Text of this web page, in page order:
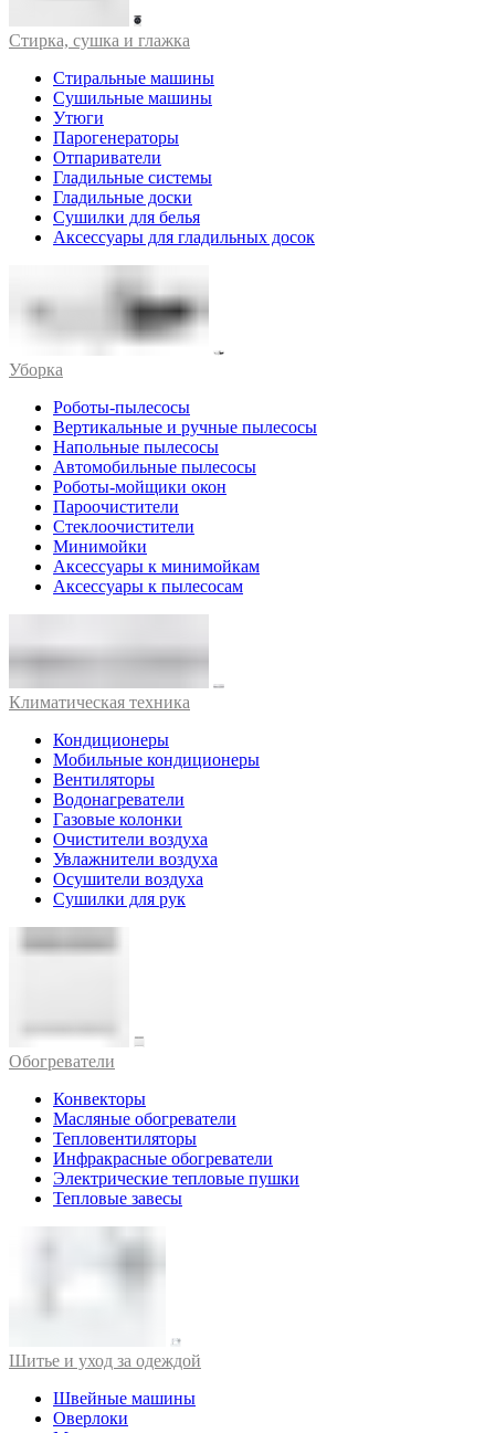
Стирка, сушка и глажка
Стиральные машины
Сушильные машины
Утюги
Парогенераторы
Отпариватели
Гладильные системы
Гладильные доски
Сушилки для белья
Аксессуары для гладильных досок
Уборка
Роботы-пылесосы
Вертикальные и ручные пылесосы
Напольные пылесосы
Автомобильные пылесосы
Роботы-мойщики окон
Пароочистители
Стеклоочистители
Минимойки
Аксессуары к минимойкам
Аксессуары к пылесосам
Климатическая техника
Кондиционеры
Мобильные кондиционеры
Вентиляторы
Водонагреватели
Газовые колонки
Очистители воздуха
Увлажнители воздуха
Осушители воздуха
Сушилки для рук
Обогреватели
Конвекторы
Масляные обогреватели
Тепловентиляторы
Инфракрасные обогреватели
Электрические тепловые пушки
Тепловые завесы
Шитье и уход за одеждой
Швейные машины
Оверлоки